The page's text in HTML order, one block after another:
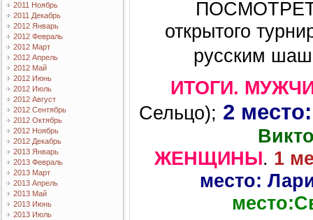
2011 Ноябрь
2011 Декабрь
2012 Январь
2012 Февраль
2012 Март
2012 Апрель
2012 Май
2012 Июнь
2012 Июль
2012 Август
2012 Сентябрь
2012 Октябрь
2012 Ноябрь
2012 Декабрь
2013 Январь
2013 Февраль
2013 Март
2013 Апрель
2013 Май
2013 Июнь
2013 Июль
открытого
русским
ИТОГИ.
Сельцо); 2
ЖЕНЩИНЫ. 1
место: